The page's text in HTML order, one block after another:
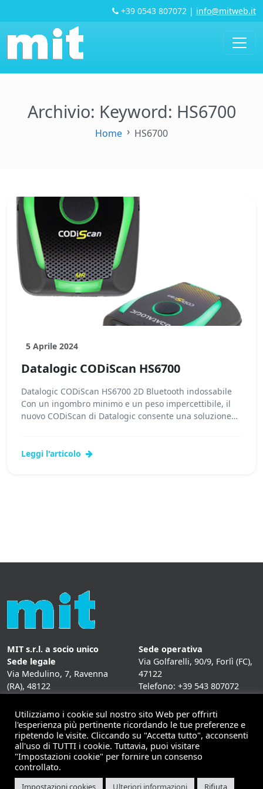
+39 0543 807072 | info@mitweb.it
Archivio: Keyword: HS6700
Home HS6700
5 Aprile 2024
Datalogic CODiScan HS6700
Datalogic CODiScan HS6700 2D Bluetooth indossabile
Con un ingombro minimo e un peso impercettibile, il
nuovo CODiScan di Datalogic consente una soluzione
Leggi l'articolo
MIT s.r.l. a socio unico
Sede legale
Via Medulino, 7, Ravenna
(RA), 48122
Sede operativa
Via Golfarelli, 90/9, Forlì (FC),
47122
Telefono: +39 543 807072
Mail: info@mitweb.it
INFORMATIVE
Privacy Policy
Cookie Policy
Utilizziamo i cookie sul nostro sito Web per offrirti
l'esperienza più pertinente ricordando le tue preferenze e
ripetendo le visite. Cliccando su "Accetta tutto", acconsenti
all'uso di TUTTI i cookie. Tuttavia, puoi visitare
"Impostazioni cookie" per fornire un consenso
controllato.
Impostazioni cookies Ulteriori informazioni Rifiuta